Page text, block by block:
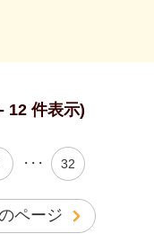
12 件表示)
・・・ 32
ページ